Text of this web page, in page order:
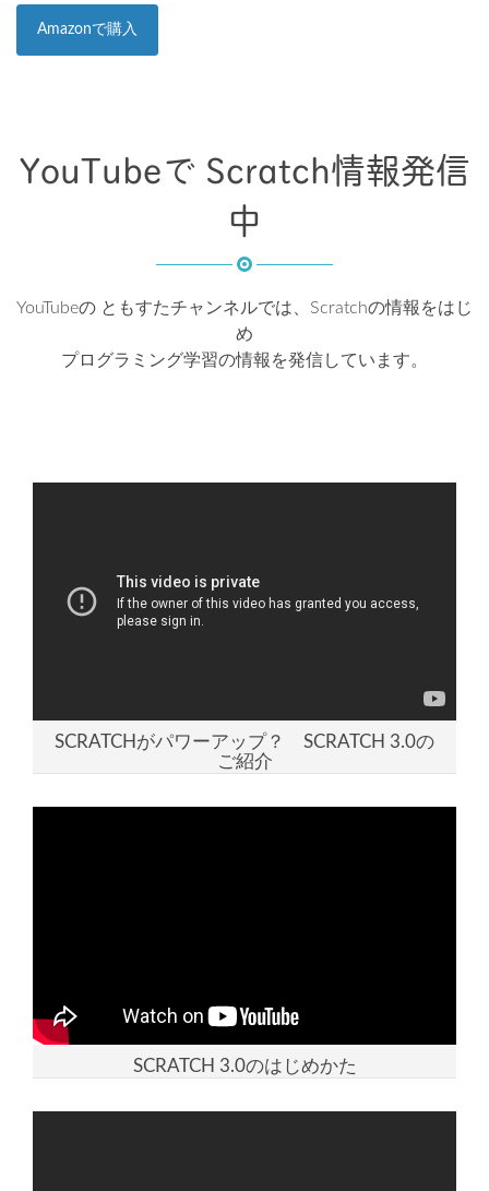
Amazonで購入
YouTubeで Scratch情報発信
中
YouTubeの ともすたチャンネルでは、Scratchの情報をはじ
め
プログラミング学習の情報を発信しています。
SCRATCHがパワーアップ？ SCRATCH 3.0の
ご紹介
SCRATCH 3.0のはじめかた